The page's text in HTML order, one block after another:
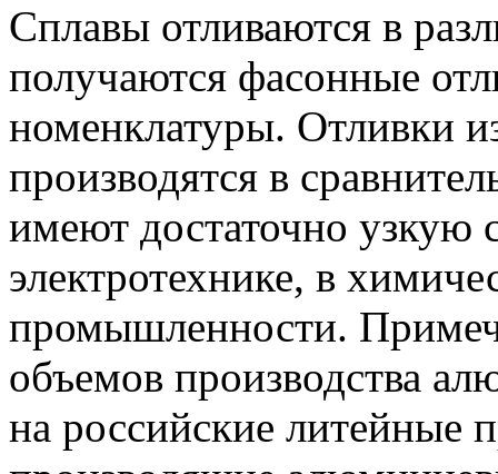
Сплавы отливаются в
получаются фасонные
номенклатуры. Отливки
производятся в
имеют достаточно узкую
электротехнике, в
промышленности.
объемов производства
на российские литейные